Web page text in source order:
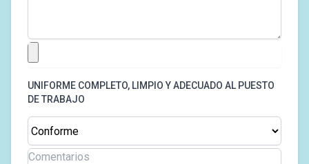
UNIFORME COMPLETO, LIMPIO Y ADECUADO AL PUESTO
DE TRABAJO